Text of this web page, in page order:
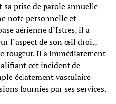
sa prise de parole annuelle
note personnelle et
aérienne d’Istres, il a
l’aspect de son œil droit,
rougeur. Il a immédiatement
cet incident de
éclatement vasculaire
fournies par ses services.